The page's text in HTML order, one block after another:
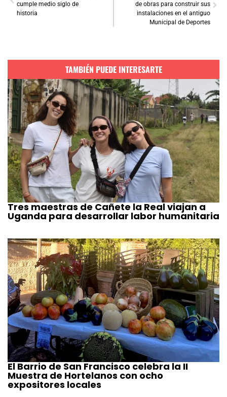
cumple medio siglo de
historia
de obras para construir sus
instalaciones en el antiguo
Municipal de Deportes
TAMBIÉN PUEDE INTERESARTE
Tres maestras de Cañete la Real viajan a
Uganda para desarrollar labor humanitaria
El Barrio de San Francisco celebra la II
Muestra de Hortelanos con ocho
expositores locales